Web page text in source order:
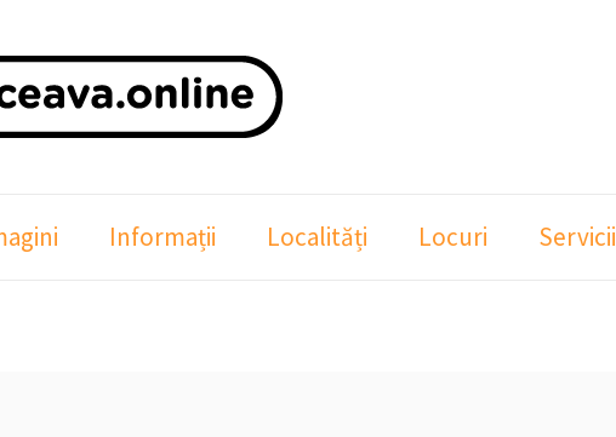
Informații Localități Locuri Servicii